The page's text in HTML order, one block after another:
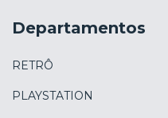
Departamentos
RETRÔ
PLAYSTATION